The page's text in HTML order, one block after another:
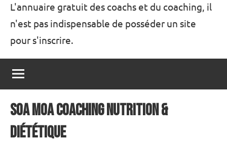
Annuaire
Coaching
L'annuaire gratuit des coachs et du coaching, il
n'est pas indispensable de posséder un site
pour s'inscrire.
Soa Moa coaching nutrition &
diététique